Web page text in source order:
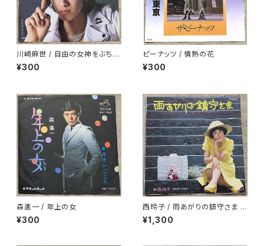
川崎麻世 / 自由の女神をぶちこ
わせ
¥300
ピーナッツ / 情熱の花
¥300
森進一 / 年上の女
¥300
西玲子 / 雨あがりの鎮守さま プ
ロモ
¥1,300